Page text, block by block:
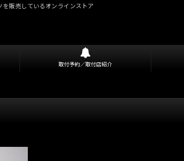
販売しているオンラインストア
取付予約／取付店紹介